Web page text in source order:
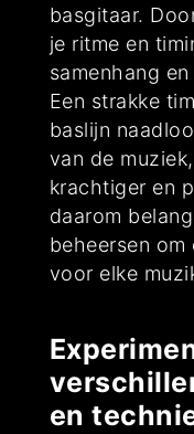
basgitaar.
je ritme en
samenhang
Een strakke
baslijn
van de
krachtiger en
daarom
beheersen
voor elke
en